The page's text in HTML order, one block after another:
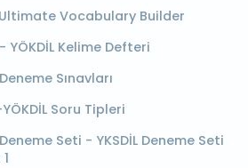
Vocabulary Builder
YÖKDİL Kelime Defteri
Sınavları
Soru Tipleri
Seti - YKSDİL Deneme Seti